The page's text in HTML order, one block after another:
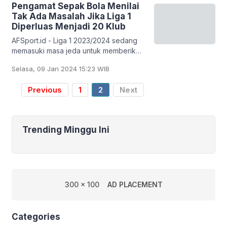
Pengamat Sepak Bola Menilai
Tak Ada Masalah Jika Liga 1
Diperluas Menjadi 20 Klub
AFSport.id - Liga 1 2023/2024 sedang
memasuki masa jeda untuk memberikan
yang tengah berjuang di Piala Asia
2023. Dalam
Selasa, 09 Jan 2024 15:23 WIB
Previous 1 2 Next
Trending Minggu Ini
300 x 100 AD PLACEMENT
Categories